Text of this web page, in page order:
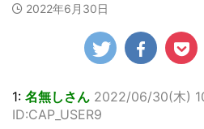
自
表
っ
中の本郷。 今回、
トが掲載されてお
り、ボディライン
クシーニット姿の
カットから、笑顔
キュートなビキ
日生ま
今年2
話題に
も再登
2022年6月30日
1: 名無しさん 2022/06/30(木)
ID:CAP_USER9